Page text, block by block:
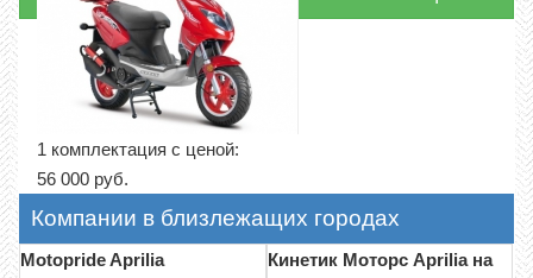
1 комплектация с ценой:
56 000 руб.
Компании в близлежащих городах
Motopride Aprilia
Кинетик Моторс Aprilia на